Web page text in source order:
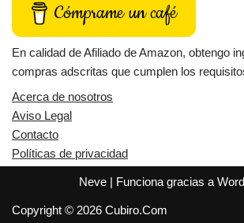
Cómprame un café
En calidad de Afiliado de Amazon, obtengo
compras adscritas que cumplen los
Acerca de nosotros
Aviso Legal
Contacto
Políticas de privacidad
Neve| Funciona gracias a
Copyright © 2026 Cubiro.Com